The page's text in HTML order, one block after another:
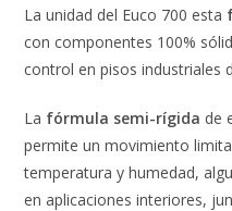
La unidad del Euco 700 esta
con componentes 100%
control en pisos industriales
La fórmula semi-rígida de
permite un movimiento
temperatura y humedad,
en aplicaciones interiores,